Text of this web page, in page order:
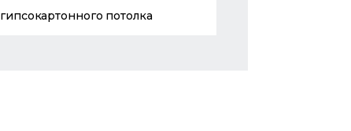
гипсокартонного потолка